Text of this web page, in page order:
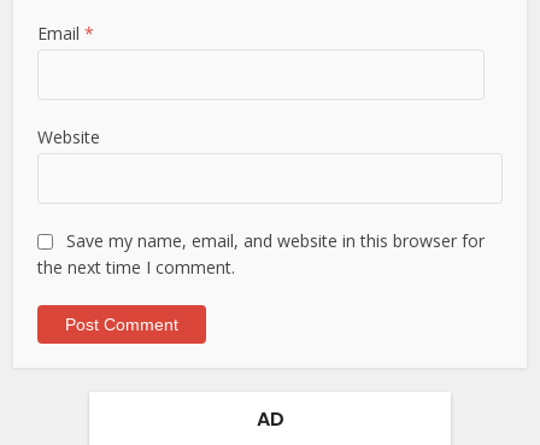
Email*
Website
Save my name, email, and website in this browser for
the next time I comment.
AD